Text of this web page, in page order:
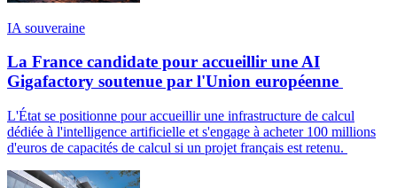
IA souveraine
La France candidate pour accueillir une AI
Gigafactory soutenue par l'Union européenne
L'État se positionne pour accueillir une infrastructure de calcul
dédiée à l'intelligence artificielle et s'engage à acheter 100 millions
d'euros de capacités de calcul si un projet français est retenu.